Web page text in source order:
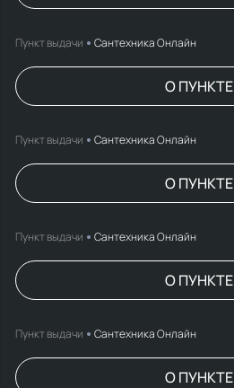
Пункт выдачи Сантехника Онлайн
О ПУНКТЕ
Пункт выдачи Сантехника Онлайн
О ПУНКТЕ
Пункт выдачи Сантехника Онлайн
О ПУНКТЕ
Пункт выдачи Сантехника Онлайн
О ПУНКТЕ